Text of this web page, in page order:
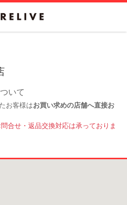
いて
お客様はお買い求めの店舗へ直接お
合せ・返品交換対応は承っておりま